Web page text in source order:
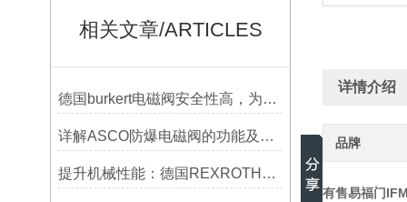
相关文章/ARTICLES
德国burkert电磁阀安全性高，为工业生产保驾护航
详解ASCO防爆电磁阀的功能及原理
提升机械性能：德国REXROTH电机的优势与特点
详情介绍
品牌
有售易福门